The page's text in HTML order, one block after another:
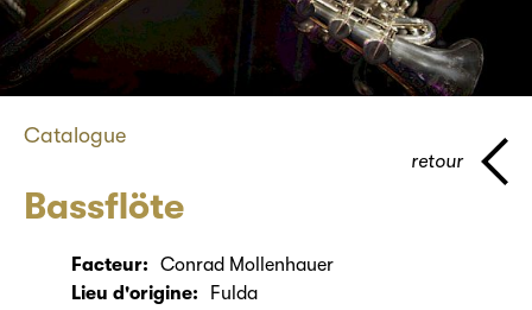
Catalogue
Bassflöte
retour
Facteur:
Conrad Mollenhauer
Lieu d'origine:
Fulda